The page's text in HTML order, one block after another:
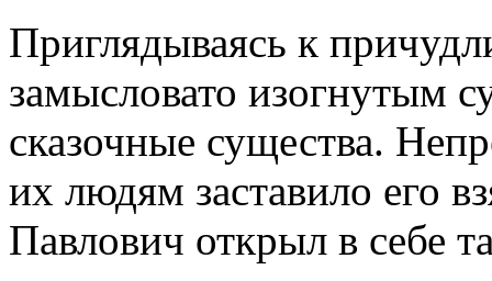
Приглядываясь к
замысловато изогнутым
сказочные существа.
их людям заставило его
Павлович открыл в себе